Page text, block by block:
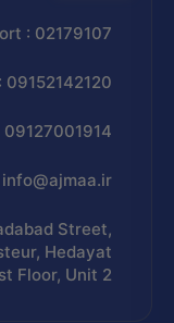
: 02179107
info@ajmaa.ir
Street,
Hedayat
Floor, Unit 2